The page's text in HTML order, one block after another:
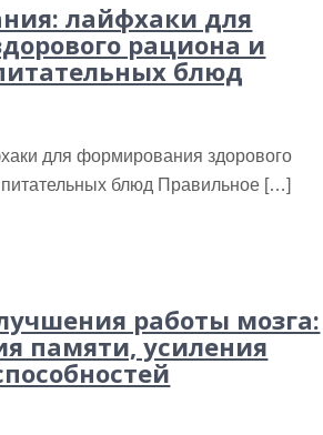
лайфхаки для
рациона и
блюд
для формирования здорового
блюд Правильное […]
работы мозга:
памяти, усиления